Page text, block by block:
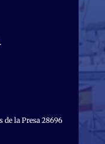
de la Presa 28696